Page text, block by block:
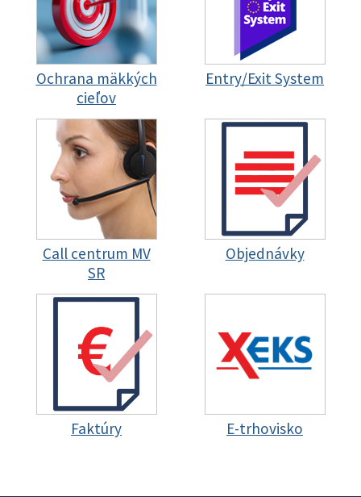
Ochrana mäkkých
cieľov
Entry/Exit System
Call centrum MV
SR
Objednávky
Faktúry E-trhovisko